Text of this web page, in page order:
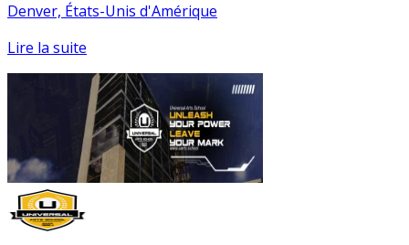
Denver, États-Unis d'Amérique
Lire la suite